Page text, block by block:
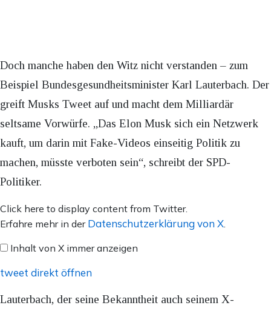
Doch manche haben den Witz nicht verstanden – zum
Beispiel Bundesgesundheitsminister Karl Lauterbach. Der
greift Musks Tweet auf und macht dem Milliardär
seltsame Vorwürfe. „Das ⁦Elon Musk sich ein Netzwerk
kauft, um darin mit Fake-Videos einseitig Politik zu
machen, müsste verboten sein“, schreibt der SPD-
Politiker.
Inhalt
von
anzeigen
Click here to display content from Twitter.
Erfahre mehr in der Datenschutzerklärung von X
Inhalt von X immer anzeigen
tweet direkt öffnen
Lauterbach, der seine Bekanntheit auch seinem X-